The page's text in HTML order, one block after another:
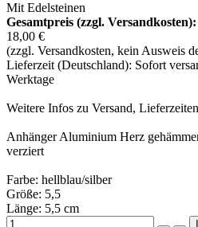
Mit Edelsteinen
Gesamtpreis (zzgl. Versandkosten):
18,00 €
(zzgl. Versandkosten, kein Ausweis
Lieferzeit (Deutschland): Sofort
Werktage
Weitere Infos zu Versand,
Anhänger Aluminium Herz
verziert
Farbe: hellblau/silber
Größe: 5,5
Länge: 5,5 cm